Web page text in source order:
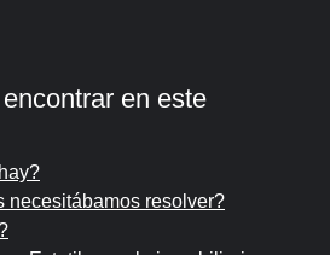
en este
necesitábamos resolver?